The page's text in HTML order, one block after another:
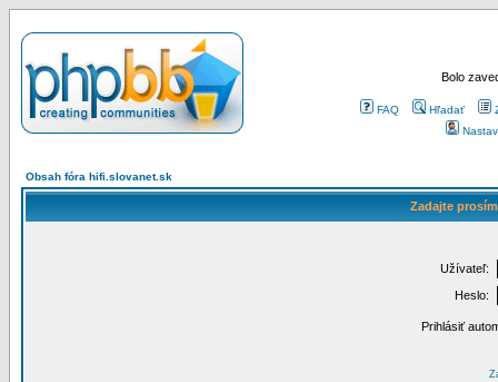
Bolo
FAQ Hľadať
Obsah fóra hifi.slovanet.sk
Zadajte
Užívateľ:
Heslo:
Prihlásiť